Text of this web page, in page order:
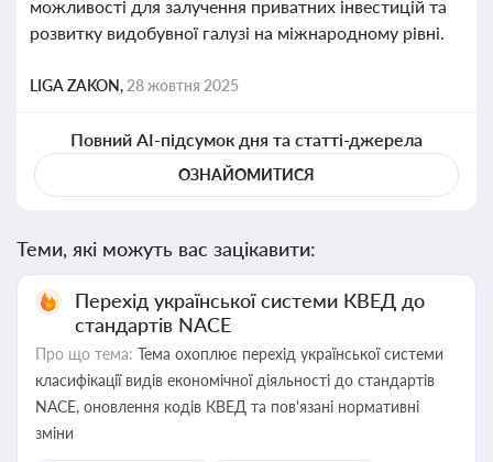
можливості для залучення приватних інвестицій та
розвитку видобувної галузі на міжнародному рівні.
LIGA ZAKON, 28 жовтня 2025
Повний AI-підсумок дня та статті-джерела
ОЗНАЙОМИТИСЯ
Теми, які можуть вас зацікавити:
Перехід української системи КВЕД до
стандартів NACE
Про що тема: Тема охоплює перехід української системи
класифікації видів економічної діяльності до стандартів
NACE, оновлення кодів КВЕД та пов'язані нормативні
зміни